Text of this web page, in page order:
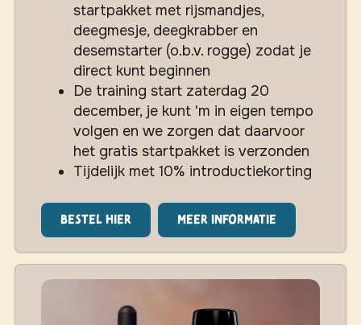
startpakket met rijsmandjes,
deegmesje, deegkrabber en
desemstarter (o.b.v. rogge) zodat je
direct kunt beginnen
De training start zaterdag 20
december, je kunt 'm in eigen tempo
volgen en we zorgen dat daarvoor
het gratis startpakket is verzonden
Tijdelijk met 10% introductiekorting
Bestel hier Meer informatie